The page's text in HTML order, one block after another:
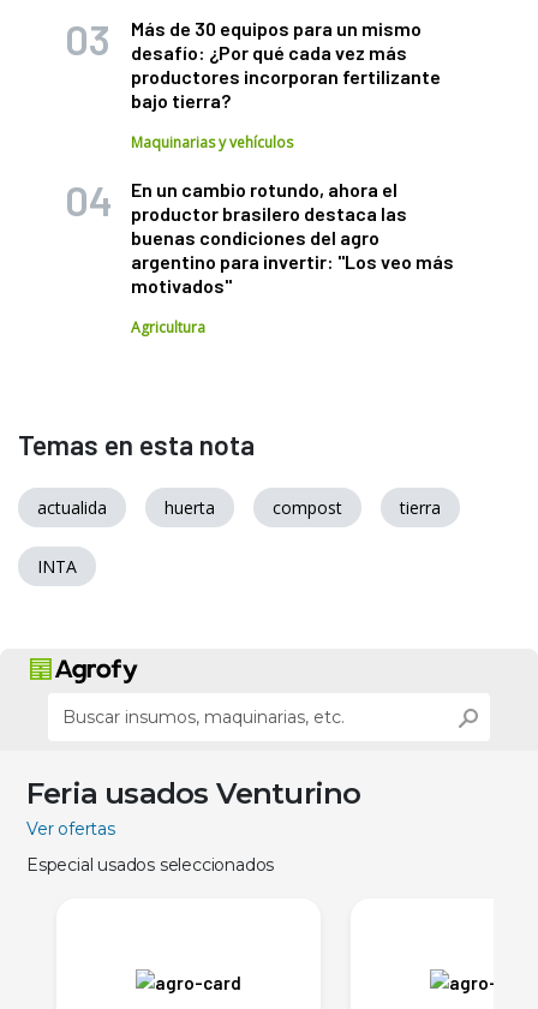
Más de 30 equipos para un mismo
desafío: ¿Por qué cada vez más
productores incorporan fertilizante
bajo tierra?
Maquinarias y vehículos
En un cambio rotundo, ahora el
productor brasilero destaca las
buenas condiciones del agro
argentino para invertir: "Los veo más
motivados"
Agricultura
Temas en esta nota
actualida huerta compost tierra
INTA
Feria usados Venturino
Ver ofertas
Especial usados seleccionados